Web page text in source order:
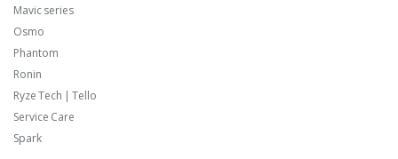
Mavic series
Osmo
Phantom
Ronin
Ryze Tech | Tello
Service Care
Spark